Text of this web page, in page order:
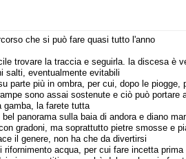
che si può fare quasi tutto l'anno
trovare la traccia e seguirla. la discesa è
salti, eventualmente evitabili
parte più in ombra, per cui, dopo le piogge,
sono assai sostenute e ciò può portare
gamba, la farete tutta
panorama sulla baia di andora e diano
gradoni, ma soprattutto pietre smosse e
il genere, non ha che da divertirsi
rifornimento acqua, per cui fare incetta prima